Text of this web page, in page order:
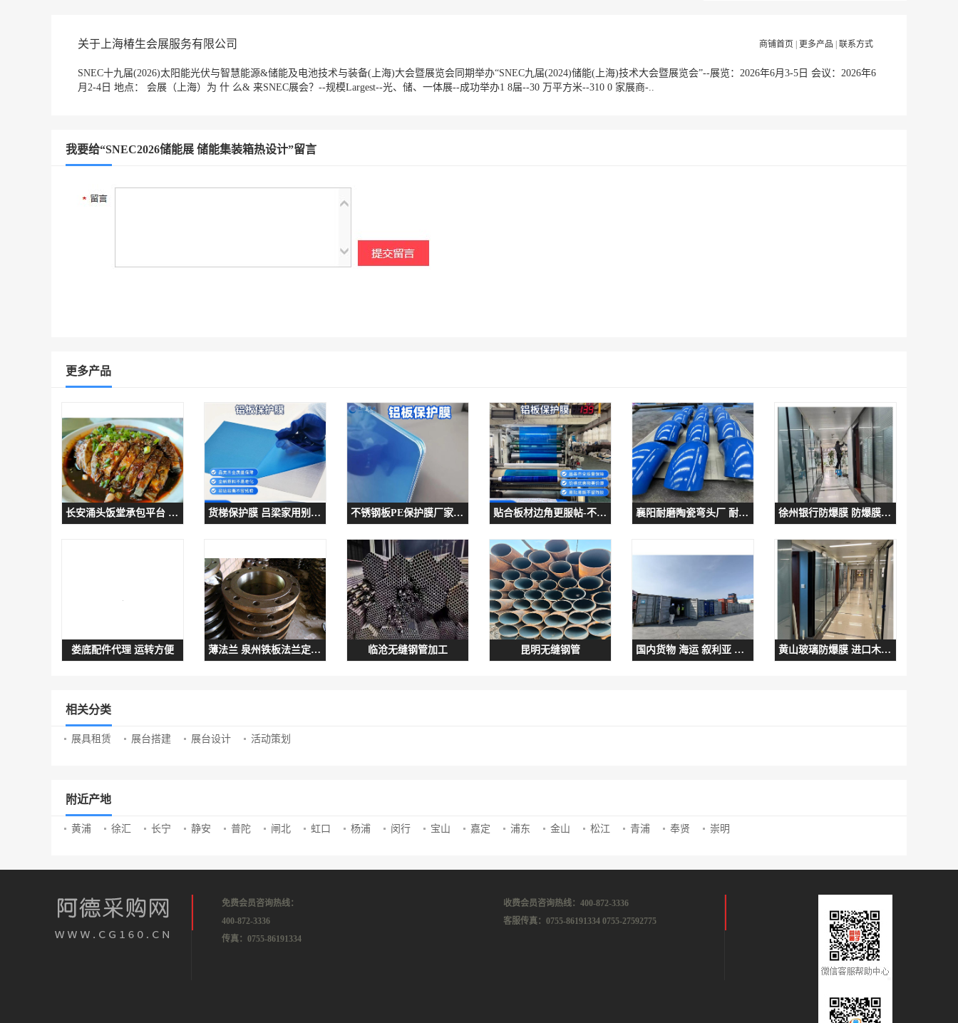
关于上海椿生会展服务有限公司 商铺首页 更多产品 联系方式
SNEC十九届(2026)太阳能光伏与智慧能源&储能及电池技术与装备(上海)大会暨展览会同期举办“SNEC九届(2024)储能(上海)技术大会暨展览会”--展览：2026年6月3-5日 会议：2026年6
月2-4日 地点： 会展（上海）为 什 么& 来SNEC展会？--规模Largest--光、储、一体展--成功举办1 8届--30 万平方米--310 0 家展商-..
我要给“SNEC2026储能展 储能集装箱热设计”留言
更多产品
长安涌头饭堂承包平台 营养均衡 提高员工饮食质量 货梯保护膜 吕梁家用别墅电梯保护膜货梯保护膜 韧性好 不锈钢板PE保护膜厂家 揭除不留残胶 不锈钢出厂保护膜 贴合板材边角更服帖-不锈钢折弯加工保护膜-PE防护膜 襄阳耐磨陶瓷弯头厂 耐磨管道管件 徐州银行防爆膜 防爆膜多少钱
娄底配件代理 运转方便 薄法兰 泉州铁板法兰定制 详细介绍 临沧无缝钢管加工 昆明无缝钢管 国内货物 海运 叙利亚 中兴国际物流 黄山玻璃防爆膜 进口木纹膜厂家
相关分类
展具租赁 展台搭建 展台设计 活动策划
附近产地
黄浦 徐汇 长宁 静安 普陀 闸北 虹口 杨浦 闵行 宝山 嘉定 浦东 金山 松江 青浦 奉贤 崇明
免费会员咨询热线：
400-872-3336
传真：0755-86191334
收费会员咨询热线：400-872-3336
客服传真：0755-86191334 0755-27592775